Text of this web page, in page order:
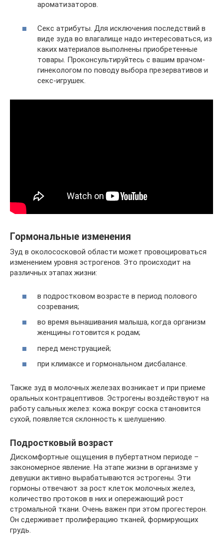
ароматизаторов.
Секс атрибуты. Для исключения последствий в
виде зуда во влагалище надо интересоваться, из
каких материалов выполнены приобретенные
товары. Проконсультируйтесь с вашим врачом-
гинекологом по поводу выбора презервативов и
секс-игрушек.
Гормональные изменения
Зуд в околососковой области может провоцироваться
изменением уровня эстрогенов. Это происходит на
различных этапах жизни:
в подростковом возрасте в период полового
созревания;
во время вынашивания малыша, когда организм
женщины готовится к родам;
перед менструацией;
при климаксе и гормональном дисбалансе.
Также зуд в молочных железах возникает и при приеме
оральных контрацептивов. Эстрогены воздействуют на
работу сальных желез: кожа вокруг соска становится
сухой, появляется склонность к шелушению.
Подростковый возраст
Дискомфортные ощущения в пубертатном периоде –
закономерное явление. На этапе жизни в организме у
девушки активно вырабатываются эстрогены. Эти
гормоны отвечают за рост клеток молочных желез,
количество протоков в них и опережающий рост
стромальной ткани. Очень важен при этом прогестерон.
Он сдерживает пролиферацию тканей, формирующих
грудь.